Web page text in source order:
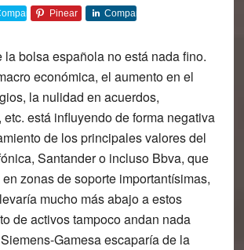
Pinear Comparte
la bolsa española no está nada fino.
económica, el aumento en el
la nulidad en acuerdos,
está influyendo de forma negativa
de los principales valores del
Santander o incluso Bbva, que
zonas de soporte importantísimas,
mucho más abajo a estos
de activos tampoco andan nada
Gamesa escaparía de la